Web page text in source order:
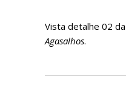
Vista detalhe 02 da
Agasalhos.